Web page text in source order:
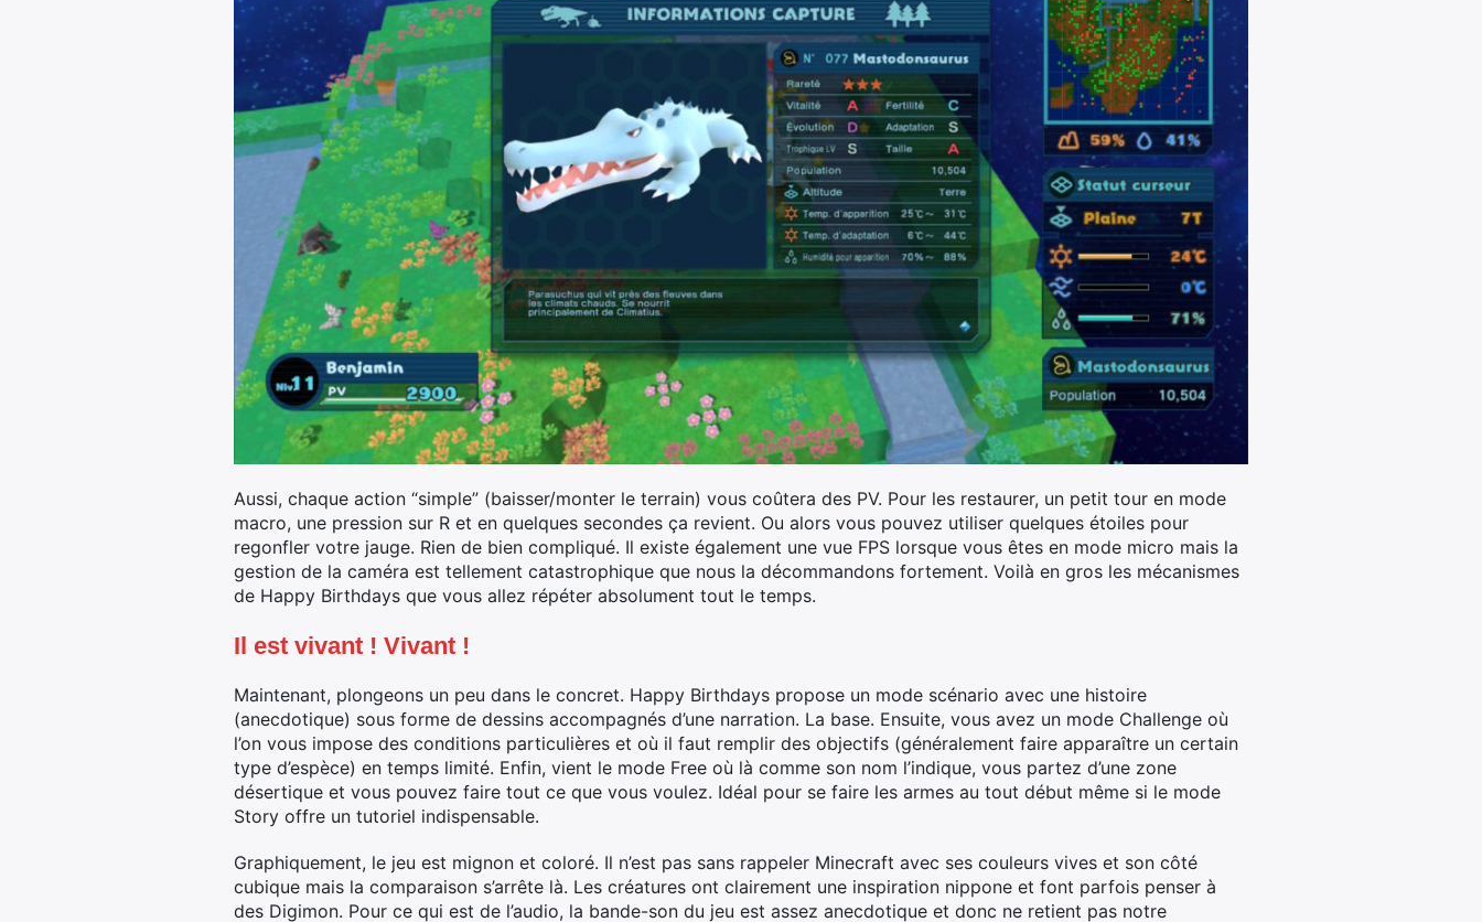
Aussi, chaque action “simple” (baisser/monter le terrain) vous coûtera des PV. Pour les restaurer, un petit tour en mode
macro, une pression sur R et en quelques secondes ça revient. Ou alors vous pouvez utiliser quelques étoiles pour
regonfler votre jauge. Rien de bien compliqué. Il existe également une vue FPS lorsque vous êtes en mode micro mais la
gestion de la caméra est tellement catastrophique que nous la décommandons fortement. Voilà en gros les mécanismes
de Happy Birthdays que vous allez répéter absolument tout le temps.
Il est vivant ! Vivant !
Maintenant, plongeons un peu dans le concret. Happy Birthdays propose un mode scénario avec une histoire
(anecdotique) sous forme de dessins accompagnés d’une narration. La base. Ensuite, vous avez un mode Challenge où
l’on vous impose des conditions particulières et où il faut remplir des objectifs (généralement faire apparaître un certain
type d’espèce) en temps limité. Enfin, vient le mode Free où là comme son nom l’indique, vous partez d’une zone
désertique et vous pouvez faire tout ce que vous voulez. Idéal pour se faire les armes au tout début même si le mode
Story offre un tutoriel indispensable.
Graphiquement, le jeu est mignon et coloré. Il n’est pas sans rappeler Minecraft avec ses couleurs vives et son côté
cubique mais la comparaison s’arrête là. Les créatures ont clairement une inspiration nippone et font parfois penser à
des Digimon. Pour ce qui est de l’audio, la bande-son du jeu est assez anecdotique et donc ne retient pas notre